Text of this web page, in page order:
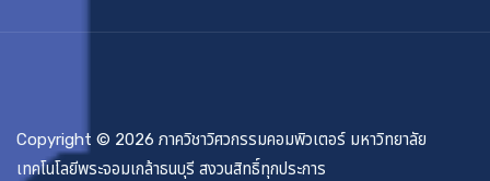
Copyright © 2026 ภาควิชาวิศวกรรมคอมพิวเตอร์ มหาวิทยาลัย
เทคโนโลยีพระจอมเกล้าธนบุรี สงวนสิทธิ์ทุกประการ